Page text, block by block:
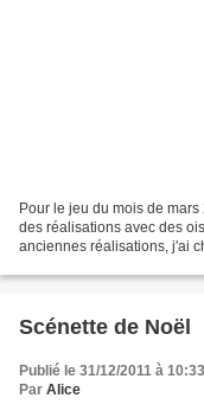
Pour le jeu du mois de
des réalisations avec des
anciennes réalisations, j'ai
Scénette de Noël
Publié le 31/12/2011 à 10:33
Par Alice